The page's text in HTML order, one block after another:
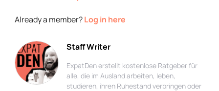
Already a member?Log in here
Staff Writer
ExpatDen erstellt kostenlose Ratgeber für
alle, die im Ausland arbeiten, leben,
studieren, ihren Ruhestand verbringen oder